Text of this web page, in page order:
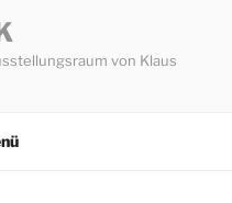
von Klaus